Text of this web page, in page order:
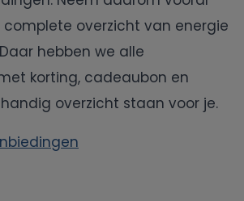
complete overzicht van energie
hebben we alle
korting, cadeaubon en
overzicht staan voor je.